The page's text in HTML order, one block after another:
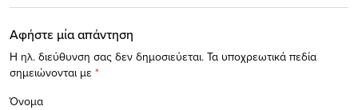
Αφήστε μία απάντηση
Η ηλ. διεύθυνση σας δεν δημοσιεύεται. Τα υποχρεωτικά πεδία
σημειώνονται με *
Όνομα